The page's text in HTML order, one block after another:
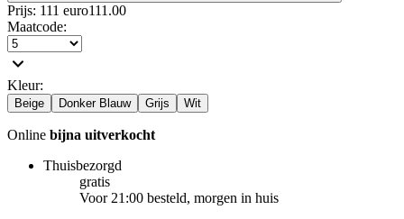
Prijs: 111 euro111 .00
Maatcode:
Kleur:
Beige Donker Blauw Grijs Wit
Online bijna uitverkocht
Thuisbezorgd
gratis
Voor 21:00 besteld, morgen in huis